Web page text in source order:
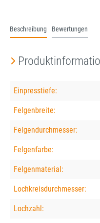
Beschreibung Bewertungen
Einpresstiefe:
Felgenbreite:
Felgendurchmesser:
Felgenfarbe:
Felgenmaterial:
Lochkreisdurchmesser:
Lochzahl: